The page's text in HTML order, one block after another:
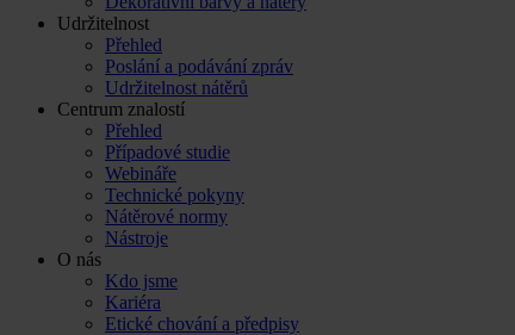
Udržitelnost
Přehled
Poslání a podávání zpráv
Udržitelnost nátěrů
Centrum znalostí
Přehled
Případové studie
Webináře
Technické pokyny
Nátěrové normy
Nástroje
O nás
Kdo jsme
Kariéra
Etické chování a předpisy